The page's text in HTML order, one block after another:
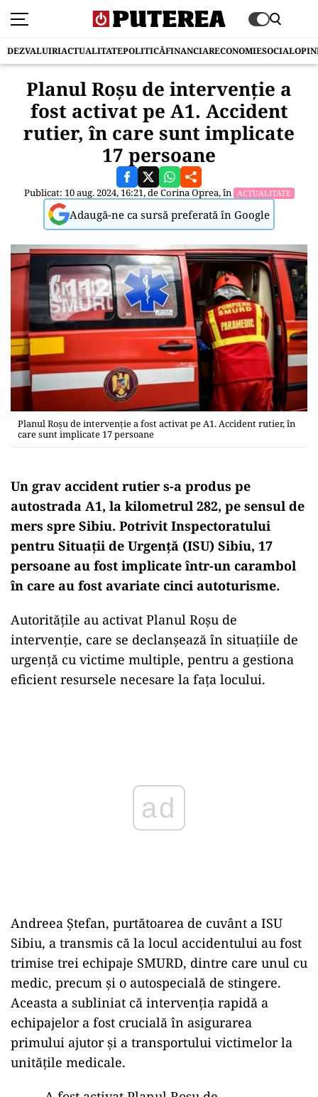
DEZVALUIRIACTUALITATEPOLITICĂFINANCIARECONOMIESOCIAL
Planul Roșu de intervenție a
fost activat pe A1. Accident
rutier, în care sunt implicate
17 persoane
Publicat: 10 aug. 2024, 16:21, deCorina Oprea, în ACTUALITATE
Adaugă-ne ca sursă preferată în Google
Planul Roșu de intervenție a fost activat pe A1. Accident rutier, în
care sunt implicate 17 persoane
Un grav accident rutier s-a produs pe
autostrada A1, la kilometrul 282, pe sensul de
mers spre Sibiu. Potrivit Inspectoratului
pentru Situații de Urgență (ISU) Sibiu, 17
persoane au fost implicate într-un carambol
în care au fost avariate cinci autoturisme.
Autoritățile au activat Planul Roșu de
intervenție, care se declanșează în situațiile de
urgență cu victime multiple, pentru a gestiona
eficient resursele necesare la fața locului.
ad
Andreea Ștefan, purtătoarea de cuvânt a ISU
Sibiu, a transmis că la locul accidentului au fost
trimise trei echipaje SMURD, dintre care unul cu
medic, precum și o autospecială de stingere.
Aceasta a subliniat că intervenția rapidă a
echipajelor a fost crucială în asigurarea
primului ajutor și a transportului victimelor la
unitățile medicale.